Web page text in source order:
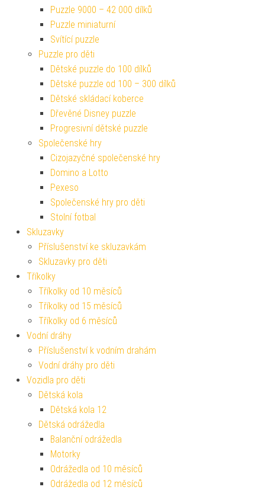
Puzzle 9000 – 42 000 dílků
Puzzle miniaturní
Svítící puzzle
Puzzle pro děti
Dětské puzzle do 100 dílků
Dětské puzzle od 100 – 300 dílků
Dětské skládací koberce
Dřevěné Disney puzzle
Progresivní dětské puzzle
Společenské hry
Cizojazyčné společenské hry
Domino a Lotto
Pexeso
Společenské hry pro děti
Stolní fotbal
Skluzavky
Příslušenství ke skluzavkám
Skluzavky pro děti
Tříkolky
Tříkolky od 10 měsíců
Tříkolky od 15 měsíců
Tříkolky od 6 měsíců
Vodní dráhy
Příslušenství k vodním drahám
Vodní dráhy pro děti
Vozidla pro děti
Dětská kola
Dětská kola 12
Dětská odrážedla
Balanční odrážedla
Motorky
Odrážedla od 10 měsíců
Odrážedla od 12 měsíců